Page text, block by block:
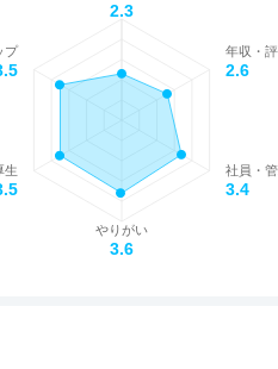
2.3
年収・
2.6
社員・
3.4
やりがい
3.6
生
プ